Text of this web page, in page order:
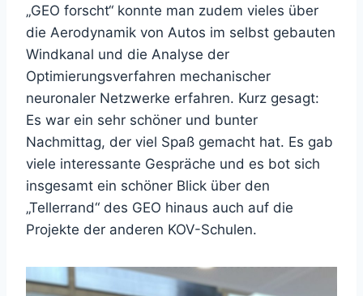
„GEO forscht“ konnte man zudem vieles über
die Aerodynamik von Autos im selbst gebauten
Windkanal und die Analyse der
Optimierungsverfahren mechanischer
neuronaler Netzwerke erfahren. Kurz gesagt:
Es war ein sehr schöner und bunter
Nachmittag, der viel Spaß gemacht hat. Es gab
viele interessante Gespräche und es bot sich
insgesamt ein schöner Blick über den
„Tellerrand“ des GEO hinaus auch auf die
Projekte der anderen KOV-Schulen.